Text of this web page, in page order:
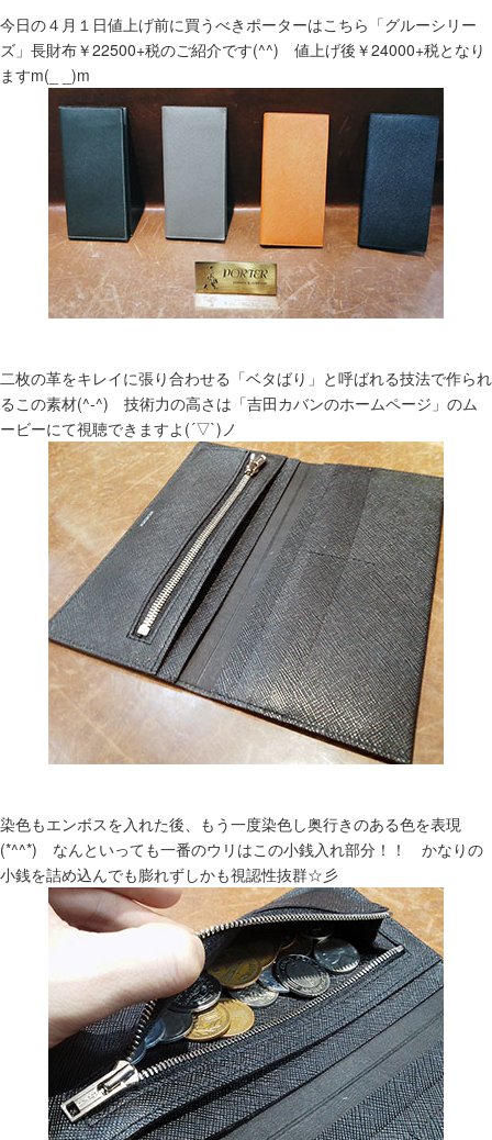
今日の４月１日値上げ前に買うべきポーターはこちら「グルーシリー
ズ」長財布￥22500+税のご紹介です(^^) 値上げ後￥24000+税となり
ますm(_ _)m
二枚の革をキレイに張り合わせる「ベタばり」と呼ばれる技法で作られ
るこの素材(^-^) 技術力の高さは「吉田カバンのホームページ」のム
ービーにて視聴できますよ(´▽`)ノ
染色もエンボスを入れた後、もう一度染色し奥行きのある色を表現
(*^^*) なんといっても一番のウリはこの小銭入れ部分！！ かなりの
小銭を詰め込んでも膨れずしかも視認性抜群☆彡